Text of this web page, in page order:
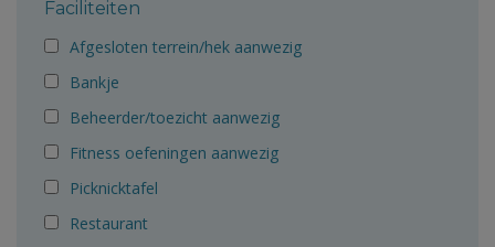
Faciliteiten
Afgesloten terrein/hek aanwezig
Bankje
Beheerder/toezicht aanwezig
Fitness oefeningen aanwezig
Picknicktafel
Restaurant